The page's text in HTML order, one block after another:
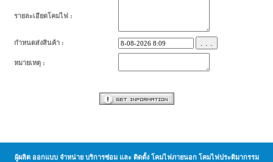
รายละเอียดโคมไฟ :
กำหนดส่งสินค้า : . . .
หมายเหตุ :
ผู้ผลิต ออกแบบ จำหน่าย บริการซ่อม และ ติดตั้ง โคมไฟภายนอก โคมไฟประติมากรรม